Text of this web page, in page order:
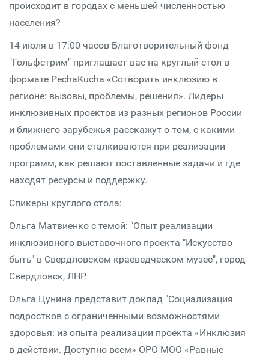
происходит в городах с меньшей численностью
населения?
14 июля в 17:00 часов Благотворительный фонд
"Гольфстрим" приглашает вас на круглый стол в
формате PechaKucha «Сотворить инклюзию в
регионе: вызовы, проблемы, решения». Лидеры
инклюзивных проектов из разных регионов России
и ближнего зарубежья расскажут о том, с какими
проблемами они сталкиваются при реализации
программ, как решают поставленные задачи и где
находят ресурсы и поддержку.
Спикеры круглого стола:
Ольга Матвиенко с темой: "Опыт реализации
инклюзивного выставочного проекта "Искусство
быть" в Свердловском краеведческом музее", город
Свердловск, ЛНР.
Ольга Цунина представит доклад "Социализация
подростков с ограниченными возможностями
здоровья: из опыта реализации проекта «Инклюзия
в действии. Доступно всем» ОРО МОО «Равные